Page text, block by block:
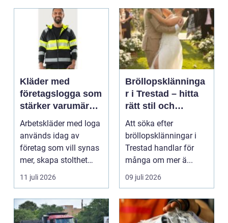
Kläder med
företagslogga som
stärker varumärket
varje dag
Arbetskläder med loga
används idag av
företag som vill synas
mer, skapa stolthet
inte...
11 juli 2026
Bröllopsklänninga
r i Trestad – hitta
rätt stil och
passform inför den
stora dagen
Att söka efter
bröllopsklänningar i
Trestad handlar för
många om mer ä...
09 juli 2026